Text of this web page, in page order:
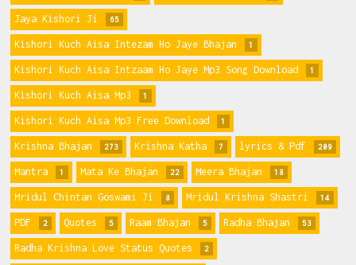
Jaya Kishori Ji 65
Kishori Kuch Aisa Intezam Ho Jaye Bhajan 1
Kishori Kuch Aisa Intzaam Ho Jaye Mp3 Song Download 1
Kishori Kuch Aisa Mp3 1
Kishori Kuch Aisa Mp3 Free Download 1
Krishna Bhajan 273 Krishna Katha 7 lyrics & Pdf 209
Mantra 1 Mata Ke Bhajan 22 Meera Bhajan 18
Mridul Chintan Goswami Ji 8 Mridul Krishna Shastri 14
PDF 2 Quotes 5 Raam Bhajan 5 Radha Bhajan 53
Radha Krishna Love Status Quotes 2